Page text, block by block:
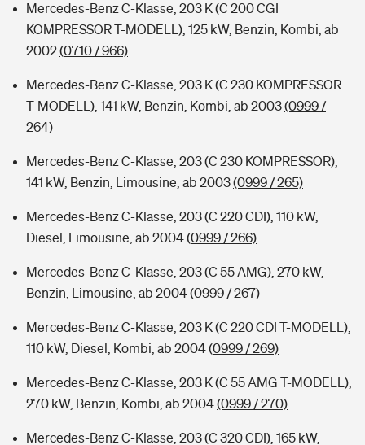
Mercedes-Benz C-Klasse, 203 K (C 200 CGI
KOMPRESSOR T-MODELL), 125 kW, Benzin, Kombi, ab
2002(0710 / 966)
Mercedes-Benz C-Klasse, 203 K (C 230 KOMPRESSOR
T-MODELL), 141 kW, Benzin, Kombi, ab 2003(0999 /
264)
Mercedes-Benz C-Klasse, 203 (C 230 KOMPRESSOR),
141 kW, Benzin, Limousine, ab 2003(0999 / 265)
Mercedes-Benz C-Klasse, 203 (C 220 CDI), 110 kW,
Diesel, Limousine, ab 2004(0999 / 266)
Mercedes-Benz C-Klasse, 203 (C 55 AMG), 270 kW,
Benzin, Limousine, ab 2004(0999 / 267)
Mercedes-Benz C-Klasse, 203 K (C 220 CDI T-MODELL),
110 kW, Diesel, Kombi, ab 2004(0999 / 269)
Mercedes-Benz C-Klasse, 203 K (C 55 AMG T-MODELL),
270 kW, Benzin, Kombi, ab 2004(0999 / 270)
Mercedes-Benz C-Klasse, 203 (C 320 CDI), 165 kW,